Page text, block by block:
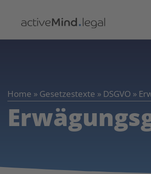
Home » Gesetzestexte » DSGVO »